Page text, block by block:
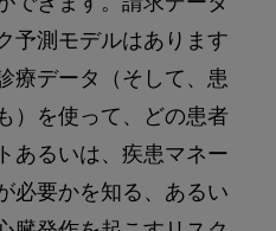
予測モデルはあります
療データ（そして、患
）を使って、どの患者
あるいは、疾患マネー
必要かを知る、あるい